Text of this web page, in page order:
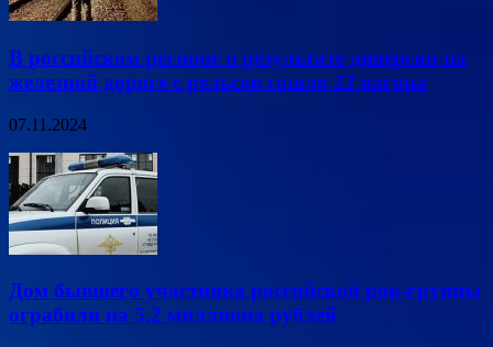
В российском регионе в результате диверсии на
железной дороге с рельсов сошло 22 вагона
07.11.2024
Дом бывшего участника российской рок-группы
ограбили на 5,2 миллиона рублей